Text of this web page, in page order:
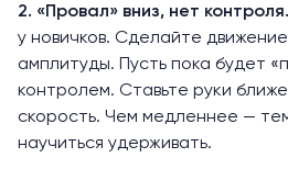
2. «Провал» вниз, нет контроля.
у новичков. Сделайте
амплитуды. Пусть пока будет
контролем. Ставьте руки
скорость. Чем медленнее —
научиться удерживать.